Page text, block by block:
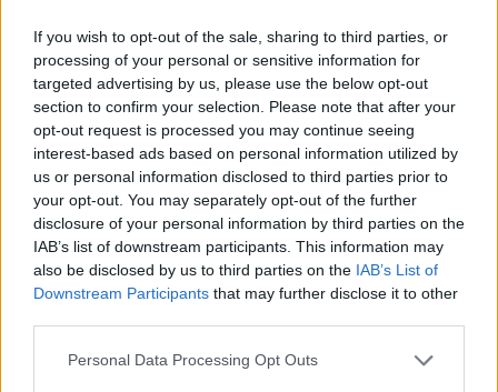
If you wish to opt-out of the sale, sharing to third parties, or
processing of your personal or sensitive information for
targeted advertising by us, please use the below opt-out
section to confirm your selection. Please note that after your
opt-out request is processed you may continue seeing
interest-based ads based on personal information utilized by
us or personal information disclosed to third parties prior to
your opt-out. You may separately opt-out of the further
disclosure of your personal information by third parties on the
IAB’s list of downstream participants. This information may
also be disclosed by us to third parties on the IAB’s List of
Downstream Participants that may further disclose it to other
Personal Data Processing Opt Outs
ΠΑΣΟΚ: Φίλιππος Σαχινίδης.
ΚΚΕ: Γιώργος Λαμπρούλης. .
Δημοκρατική Αριστερά: Θωμάς Ψύρρας.
Χρυσή Αυγή: Χρυσοβαλάντης Αλεξόπουλος
Στη Μαγνησία(5 έδρες) εκλέγεται με τη ΝΔ ο
Αθανάσιος Νάκος ενώ την έδρα του χάνει το ΚΚΕ και
ο Απόστολος Νάννος. Με τους Ανεξάρτητους
Ελληνες εκλέγεται η Μαρίνα Χρυσοβελώνη με τη
Χρυσή Αυγή ο Παναγιώτης Ηλιόπουλος. Επίσης μία
( 5 έδρες) από τις οποίες 4 παίρνει η